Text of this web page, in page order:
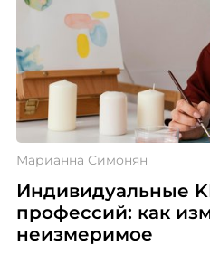
Марианна Симонян
Индивидуальные
профессий: как
неизмеримое